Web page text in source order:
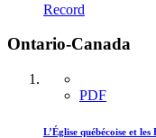
Record
Ontario-Canada
PDF
L’Église québécoise et